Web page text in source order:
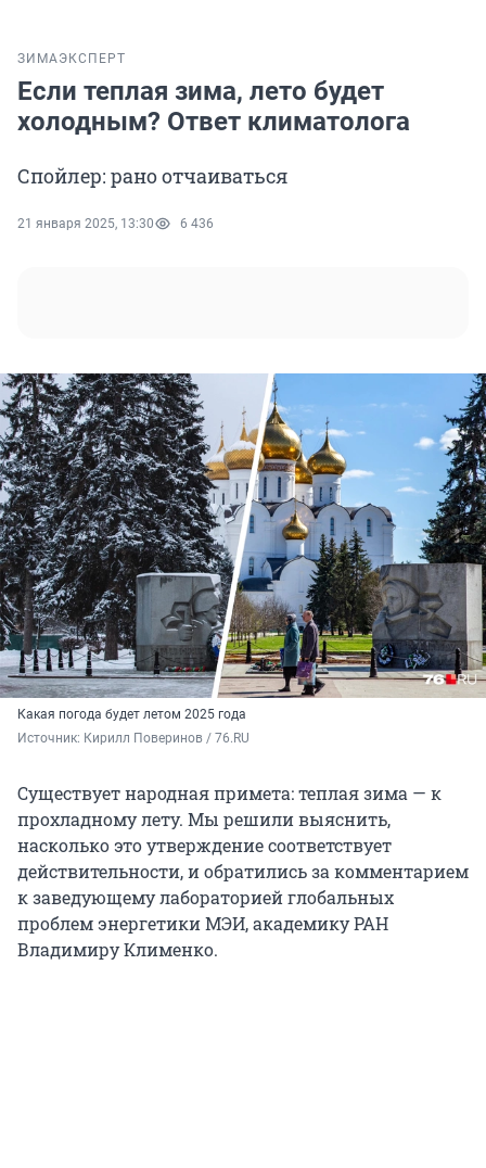
ЗИМАЭКСПЕРТ
Если теплая зима, лето будет
холодным? Ответ климатолога
Спойлер: рано отчаиваться
21 января 2025, 13:30 6 436
Какая погода будет летом 2025 года
Источник: Кирилл Поверинов / 76.RU
Существует народная примета: теплая зима — к
прохладному лету. Мы решили выяснить,
насколько это утверждение соответствует
действительности, и обратились за комментарием
к заведующему лабораторией глобальных
проблем энергетики МЭИ, академику РАН
Владимиру Клименко.